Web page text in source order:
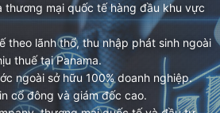
thương mại quốc tế hàng đầu khu vực
theo lãnh thổ, thu nhập phát sinh ngoài
thuế tại Panama.
ngoài sở hữu 100% doanh nghiệp.
cổ đông và giám đốc cao.